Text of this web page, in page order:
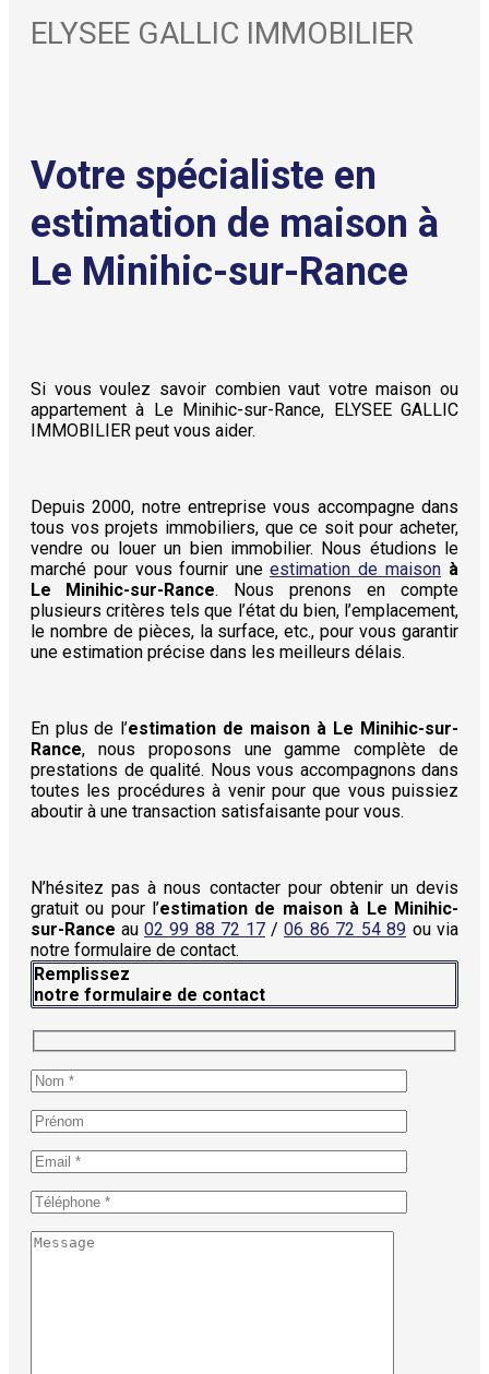
ELYSEE GALLIC IMMOBILIER
Votre spécialiste en
estimation de maison à
Le Minihic-sur-Rance
Si vous voulez savoir combien vaut votre maison ou
appartement à Le Minihic-sur-Rance, ELYSEE GALLIC
IMMOBILIER peut vous aider.
Depuis 2000, notre entreprise vous accompagne dans
tous vos projets immobiliers, que ce soit pour acheter,
vendre ou louer un bien immobilier. Nous étudions le
marché pour vous fournir une estimation de maison à
Le Minihic-sur-Rance. Nous prenons en compte
plusieurs critères tels que l’état du bien, l’emplacement,
le nombre de pièces, la surface, etc., pour vous garantir
une estimation précise dans les meilleurs délais.
En plus de l’estimation de maison à Le Minihic-sur-
Rance, nous proposons une gamme complète de
prestations de qualité. Nous vous accompagnons dans
toutes les procédures à venir pour que vous puissiez
aboutir à une transaction satisfaisante pour vous.
N’hésitez pas à nous contacter pour obtenir un devis
gratuit ou pour l’estimation de maison à Le Minihic-
sur-Rance au 02 99 88 72 17 / 06 86 72 54 89 ou via
notre formulaire de contact.
Remplissez
notre formulaire de contact